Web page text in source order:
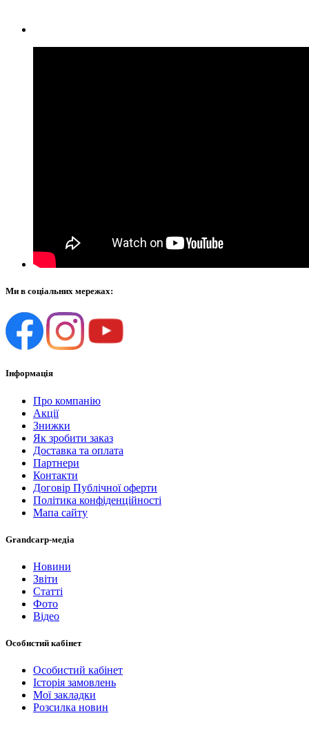
Ми в соціальних мережах:
Інформація
Про компанію
Акції
Знижки
Як зробити заказ
Доставка та оплата
Партнери
Контакти
Договір Публічної оферти
Політика конфіденційності
Мапа сайту
Grandcarp-медіа
Новини
Звіти
Статті
Фото
Відео
Особистий кабінет
Особистий кабінет
Історія замовлень
Мої закладки
Розсилка новин